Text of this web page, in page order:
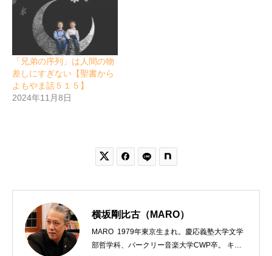
「兄弟の序列」は人間の物
差しにすぎない【聖書から
よもやま話５１５】
2024年11月8日
 
横坂剛比古（MARO）
MARO 1979年東京生まれ。慶応義塾大学文学
部哲学科、バークリー音楽大学CWP卒。 キリ